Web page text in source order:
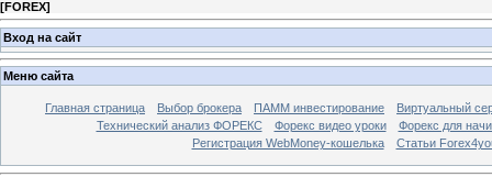
[FOREX]
Вход на сайт
Меню сайта
Главная страница Выбор брокера ПАММ инвестирование
Виртуальный
Технический анализ ФОРЕКС
Форекс видео уроки
Форекс для
Регистрация WebMoney-кошелька
Статьи